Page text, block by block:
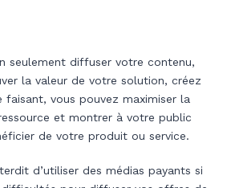
seulement diffuser votre contenu,
la valeur de votre solution, créez
faisant, vous pouvez maximiser la
et montrer à votre public
de votre produit ou service.
d’utiliser des médias payants si